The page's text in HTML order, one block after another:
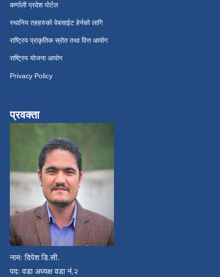
कर्णाली प्रदेश पोर्टल
स्थानिय तहहरुको वेबसाईट हेर्नको लागि
राष्ट्रिय प्राकृतिक स्रोत तथा वित्त आयोग
राष्ट्रिय योजना आयोग
Privacy Policy
प्रवक्ता
नामः दिपेश डि.सी.
पदः वडा अध्यक्ष वडा नं.२